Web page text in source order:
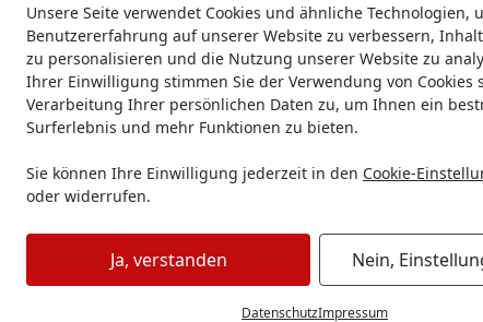
Unsere Seite verwendet Cookies und ähnliche Technologien,
Benutzererfahrung auf unserer Website zu verbessern,
zu personalisieren und die Nutzung unserer Website zu
Ihrer Einwilligung stimmen Sie der Verwendung von Cookies
Verarbeitung Ihrer persönlichen Daten zu, um Ihnen ein
Surferlebnis und mehr Funktionen zu bieten.
Sie können Ihre Einwilligung jederzeit in den Cookie-
oder widerrufen.
Ja, verstanden Nein,
DatenschutzImpressum
Traeger Traeger Pelletgrill Traeger Zubehör
Startseite
Traeger Traeger Pelletgrill Traeger Ironwood
Traeger Ironwood
Ihre Artikelübersicht
Preisspanne Serviceleistungen Angebote